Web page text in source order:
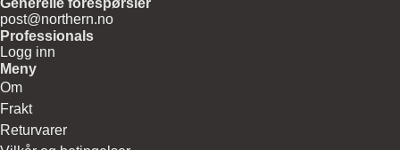
Generelle forespørsler
post@northern.no
Professionals
Logg inn
Meny
Om
Frakt
Returvarer